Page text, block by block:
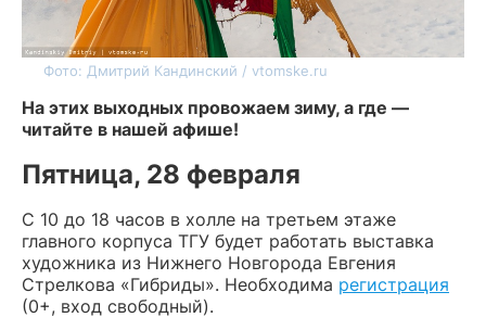
Фото: Дмитрий Кандинский / vtomske.ru
На этих выходных провожаем зиму, а где —
читайте в нашей афише!
Пятница, 28 февраля
С 10 до 18 часов в холле на третьем этаже
главного корпуса ТГУ будет работать выставка
художника из Нижнего Новгорода Евгения
Стрелкова «Гибриды». Необходима регистрация
(0+, вход свободный).